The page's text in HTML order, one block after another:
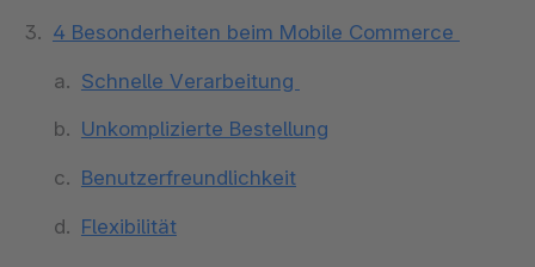
4 Besonderheiten beim Mobile Commerce
Schnelle Verarbeitung
Unkomplizierte Bestellung
Benutzerfreundlichkeit
Flexibilität